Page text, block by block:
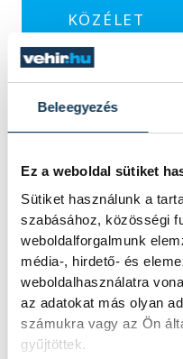
Beleegyezés
Ez a weboldal sütiket
Sütiket használunk a
szabásához, közösségi
weboldalforgalmunk
média-, hirdető- és
weboldalhasználatra
az adatokat más olyan
számukra vagy az Ön
gyűjtöttek.
KÖZÉLET
Sorra
alacsony
A folyó
csaknem
DKW NZ 350-1
Batthyány téri
pedig egy
elő.